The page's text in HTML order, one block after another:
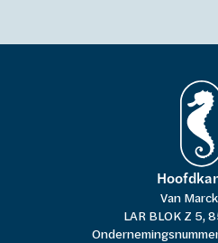
Van
LAR BLOK Z 5,